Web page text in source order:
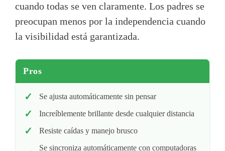
cuando todas se ven claramente. Los padres se
preocupan menos por la independencia cuando
la visibilidad está garantizada.
Pros
Se ajusta automáticamente sin pensar
Increíblemente brillante desde cualquier distancia
Resiste caídas y manejo brusco
Se sincroniza automáticamente con computadoras